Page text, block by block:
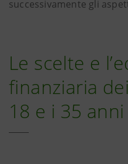
successivamente gli
Le scelte e
finanziaria
18 e i 35 anni